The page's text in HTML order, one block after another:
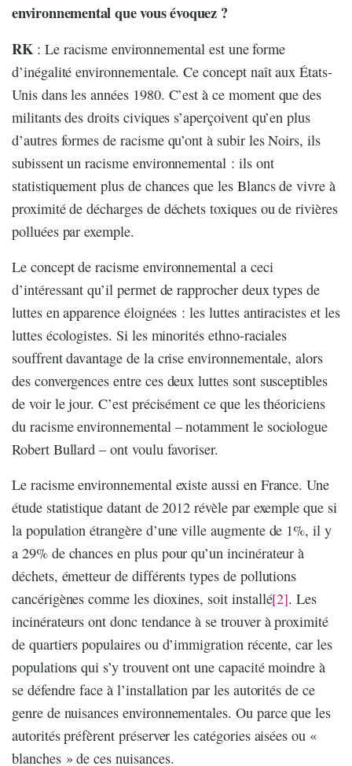
environnemental que vous évoquez ?
RK : Le racisme environnemental est une forme
d’inégalité environnementale. Ce concept naît aux États-
Unis dans les années 1980. C’est à ce moment que des
militants des droits civiques s’aperçoivent qu’en plus
d’autres formes de racisme qu’ont à subir les Noirs, ils
subissent un racisme environnemental : ils ont
statistiquement plus de chances que les Blancs de vivre à
proximité de décharges de déchets toxiques ou de rivières
polluées par exemple.
Le concept de racisme environnemental a ceci
d’intéressant qu’il permet de rapprocher deux types de
luttes en apparence éloignées : les luttes antiracistes et les
luttes écologistes. Si les minorités ethno-raciales
souffrent davantage de la crise environnementale, alors
des convergences entre ces deux luttes sont susceptibles
de voir le jour. C’est précisément ce que les théoriciens
du racisme environnemental – notamment le sociologue
Robert Bullard – ont voulu favoriser.
Le racisme environnemental existe aussi en France. Une
étude statistique datant de 2012 révèle par exemple que si
la population étrangère d’une ville augmente de 1%, il y
a 29% de chances en plus pour qu’un incinérateur à
déchets, émetteur de différents types de pollutions
cancérigènes comme les dioxines, soit installé[2]. Les
incinérateurs ont donc tendance à se trouver à proximité
de quartiers populaires ou d’immigration récente, car les
populations qui s’y trouvent ont une capacité moindre à
se défendre face à l’installation par les autorités de ce
genre de nuisances environnementales. Ou parce que les
autorités préfèrent préserver les catégories aisées ou «
blanches » de ces nuisances.